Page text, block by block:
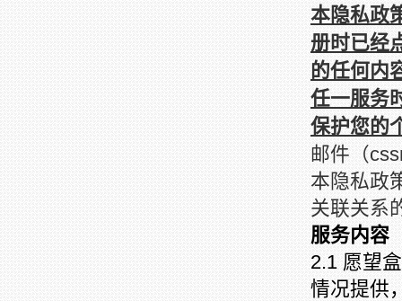
本隐私政
册时已经
的任何内
任一服务
保护您的
邮件（
本隐私政
关联关系
服务内容
2.1 愿望
情况提供